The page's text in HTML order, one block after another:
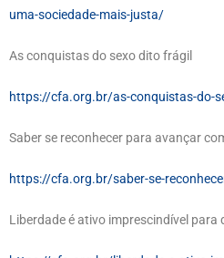
uma-sociedade-mais-justa/
As conquistas do sexo dito frágil
https://cfa.org.br/as-conquistas-do-
Saber se reconhecer para avançar
https://cfa.org.br/saber-se-
Liberdade é ativo imprescindível para